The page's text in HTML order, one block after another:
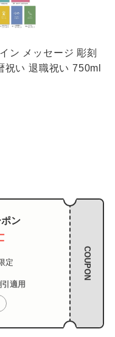
ン メッセージ 彫刻
祝い 退職祝い 750ml
ン
定
適用
COUPON